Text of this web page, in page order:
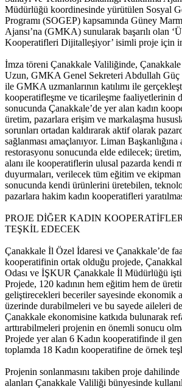
Müdürlüğü koordinesinde yürütülen Sosyal
Programı (SOGEP) kapsamında Güney
Ajansı’na (GMKA) sunularak başarılı olan
Kooperatifleri Dijitalleşiyor’ isimli proje için
İmza töreni Çanakkale Valiliğinde, Çanakkale
Uzun, GMKA Genel Sekreteri Abdullah Güç
ile GMKA uzmanlarının katılımı ile
kooperatifleşme ve ticarileşme faaliyetlerinin
sonucunda Çanakkale’de yer alan kadın
üretim, pazarlara erişim ve markalaşma
sorunları ortadan kaldırarak aktif olarak
sağlanması amaçlanıyor. Liman Başkanlığına
restorasyonu sonucunda elde edilecek; üretim,
alanı ile kooperatiflerin ulusal pazarda kendi
duyurmaları, verilecek tüm eğitim ve
sonucunda kendi ürünlerini üretebilen,
pazarlara hakim kadın kooperatifleri
PROJE DİĞER KADIN
TEŞKİL EDECEK
Çanakkale İl Özel İdaresi ve Çanakkale’de
kooperatifinin ortak olduğu projede,
Odası ve İŞKUR Çanakkale İl Müdürlüğü
Projede, 120 kadının hem eğitim hem de
geliştirecekleri beceriler sayesinde ekonomik
üzerinde durabilmeleri ve bu sayede aileleri
Çanakkale ekonomisine katkıda bulunarak
arttırabilmeleri projenin en önemli sonucu
Projede yer alan 6 Kadın kooperatifinde il
toplamda 18 Kadın kooperatifine de örnek
Projenin sonlanmasını takiben proje
alanları Çanakkale Valiliği bünyesinde